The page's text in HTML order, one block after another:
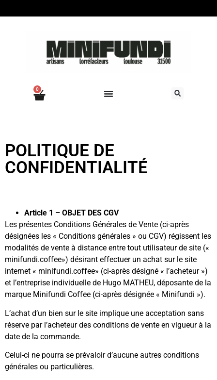
0
POLITIQUE DE
CONFIDENTIALITÉ
Article 1 – OBJET DES CGV
Les présentes Conditions Générales de Vente (ci-après
désignées les « Conditions générales » ou CGV) régissent les
modalités de vente à distance entre tout utilisateur de site («
minifundi.coffee») désirant effectuer un achat sur le site
internet « minifundi.coffee» (ci-après désigné « l’acheteur »)
et l’entreprise individuelle de Hugo MATHEU, déposante de la
marque Minifundi Coffee (ci-après désignée « Minifundi »).
L’achat d’un bien sur le site implique une acceptation sans
réserve par l’acheteur des conditions de vente en vigueur à la
date de la commande.
Celui-ci ne pourra se prévaloir d’aucune autres conditions
générales ou particulières.